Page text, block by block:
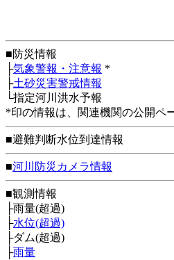
■防災情報
├気象警報・注意報 *
├土砂災害警戒情報
└指定河川洪水予報
*印の情報は、関連機関の公開ペ
■避難判断水位到達情報
■河川防災カメラ情報
■観測情報
├雨量(超過)
├水位(超過)
├ダム(超過)
├雨量